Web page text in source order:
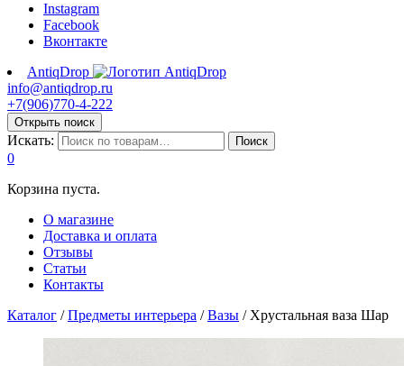
Instagram
Facebook
Вконтакте
AntiqDrop
info@antiqdrop.ru
+7(906)770-4-222
Открыть поиск
Искать: Поиск
0
Корзина пуста.
О магазине
Доставка и оплата
Отзывы
Статьи
Контакты
Каталог /Предметы интерьера /Вазы / Хрустальная ваза Шар